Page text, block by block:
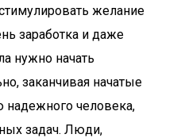
желание
заработка и даже
нужно начать
заканчивая начатые
надежного человека,
задач. Люди,